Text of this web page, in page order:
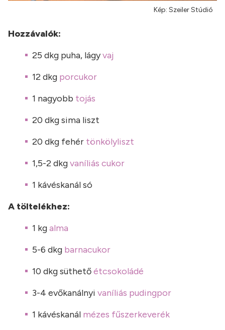
Kép: Szeiler Stúdió
Hozzávalók:
25 dkg puha, lágyvaj
12 dkg porcukor
1 nagyobb tojás
20 dkg sima liszt
20 dkg fehér tönkölyliszt
1,5-2 dkgvaníliás cukor
1 kávéskanál só
A töltelékhez:
1 kgalma
5-6 dkg barnacukor
10 dkg süthetőétcsokoládé
3-4 evőkanálnyi vaníliás pudingpor
1 kávéskanál mézes fűszerkeverék